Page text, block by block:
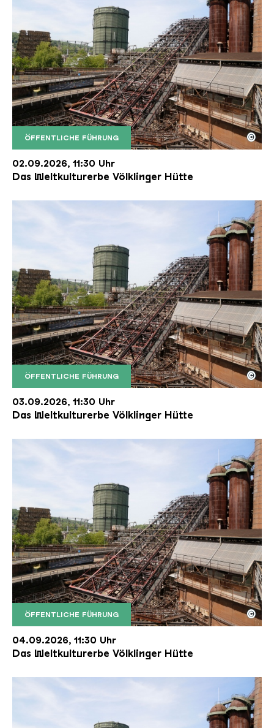
ÖFFENTLICHE FÜHRUNG
Der Erzschrägaufzug der Völklinger Hütte mit
Copyright: Weltkulturerbe Völklinger Hütte | Karl
©
02.09.2026, 11:30 Uhr
Das Weltkulturerbe Völklinger Hütte
ÖFFENTLICHE FÜHRUNG
Der Erzschrägaufzug der Völklinger Hütte mit
Copyright: Weltkulturerbe Völklinger Hütte | Karl
©
03.09.2026, 11:30 Uhr
Das Weltkulturerbe Völklinger Hütte
ÖFFENTLICHE FÜHRUNG
Der Erzschrägaufzug der Völklinger Hütte mit
Copyright: Weltkulturerbe Völklinger Hütte | Karl
©
04.09.2026, 11:30 Uhr
Das Weltkulturerbe Völklinger Hütte